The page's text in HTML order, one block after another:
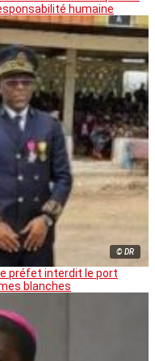
humaine
© DR
préfet interdit le port
blanches